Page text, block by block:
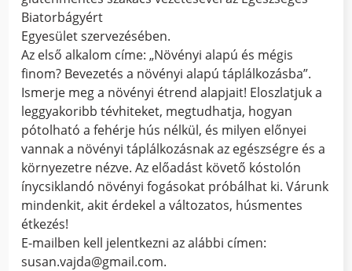
Biatorbágyért
Egyesület szervezésében.
Az első alkalom címe: „Növényi alapú és mégis
finom? Bevezetés a növényi alapú táplálkozásba”.
Ismerje meg a növényi étrend alapjait! Eloszlatjuk a
leggyakoribb tévhiteket, megtudhatja, hogyan
pótolható a fehérje hús nélkül, és milyen előnyei
vannak a növényi táplálkozásnak az egészségre és a
környezetre nézve. Az előadást követő kóstolón
ínycsiklandó növényi fogásokat próbálhat ki. Várunk
mindenkit, akit érdekel a változatos, húsmentes
étkezés!
E-mailben kell jelentkezni az alábbi címen:
susan.vajda@gmail.com.